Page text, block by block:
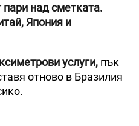
пари над сметката.
Япония и
услуги, пък
отново в Бразилия